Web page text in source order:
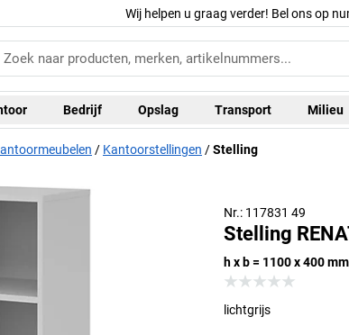
Wij helpen u graag verder! Bel ons op
Bedrijf Opslag Transport Milieu
Kantoorstellingen Stelling
Nr.: 117831 49
Stelling
h x b = 1100 x 400
lichtgrijs